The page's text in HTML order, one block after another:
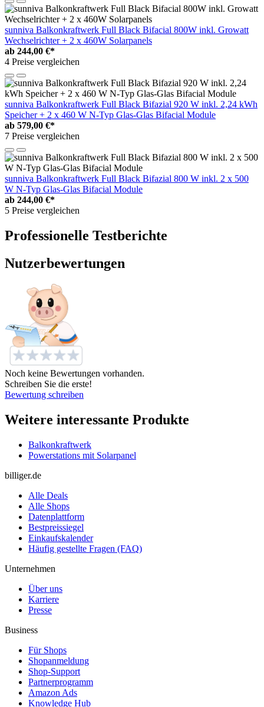
sunniva Balkonkraftwerk Full Black Bifacial 800W inkl. Growatt
Wechselrichter + 2 x 460W Solarpanels
ab 244,00 €*
4 Preise vergleichen
sunniva Balkonkraftwerk Full Black Bifazial 920 W inkl. 2,24 kWh
Speicher + 2 x 460 W N-Typ Glas-Glas Bifacial Module
ab 579,00 €*
7 Preise vergleichen
sunniva Balkonkraftwerk Full Black Bifazial 800 W inkl. 2 x 500
W N-Typ Glas-Glas Bifacial Module
ab 244,00 €*
5 Preise vergleichen
Professionelle Testberichte
Nutzerbewertungen
Noch keine Bewertungen vorhanden.
Schreiben Sie die erste!
Bewertung schreiben
Weitere interessante Produkte
Balkonkraftwerk
Powerstations mit Solarpanel
billiger.de
Alle Deals
Alle Shops
Datenplattform
Bestpreissiegel
Einkaufskalender
Häufig gestellte Fragen (FAQ)
Unternehmen
Über uns
Karriere
Presse
Business
Für Shops
Shopanmeldung
Shop-Support
Partnerprogramm
Amazon Ads
Knowledge Hub